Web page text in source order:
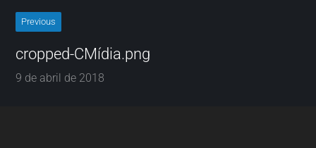
Previous
cropped-CMídia.png
9 de abril de 2018